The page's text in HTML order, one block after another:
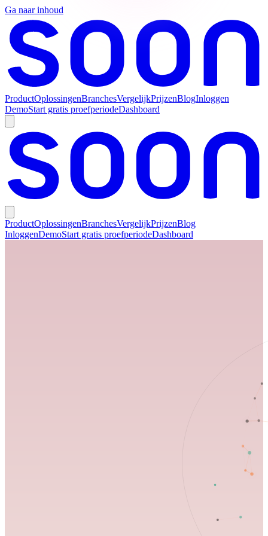
Ga naar inhoud
ProductOplossingenBranchesVergelijkPrijzenBlogInloggen
DemoStart gratis proefperiodeDashboard
ProductOplossingenBranchesVergelijkPrijzenBlog
InloggenDemoStart gratis proefperiodeDashboard